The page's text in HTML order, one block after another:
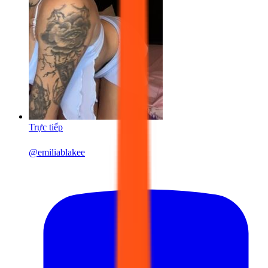
Trực tiếp
@emiliablakee